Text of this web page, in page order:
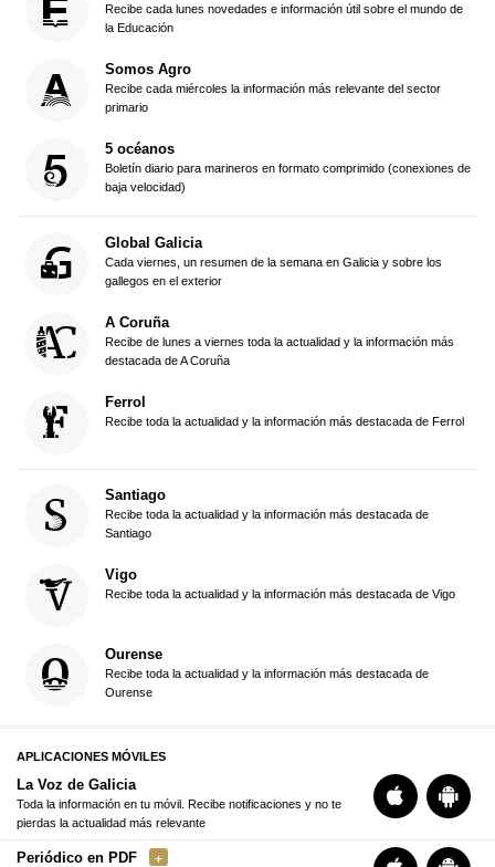
Recibe cada lunes novedades e información útil sobre el mundo de
la Educación
Somos Agro
Recibe cada miércoles la información más relevante del sector
primario
5 océanos
Boletín diario para marineros en formato comprimido (conexiones de
baja velocidad)
Global Galicia
Cada viernes, un resumen de la semana en Galicia y sobre los
gallegos en el exterior
A Coruña
Recibe de lunes a viernes toda la actualidad y la información más
destacada de A Coruña
Ferrol
Recibe toda la actualidad y la información más destacada de Ferrol
Santiago
Recibe toda la actualidad y la información más destacada de
Santiago
Vigo
Recibe toda la actualidad y la información más destacada de Vigo
Ourense
Recibe toda la actualidad y la información más destacada de
Ourense
APLICACIONES MÓVILES
La Voz de Galicia
Toda la información en tu móvil. Recibe notificaciones y no te
pierdas la actualidad más relevante
Periódico en PDF